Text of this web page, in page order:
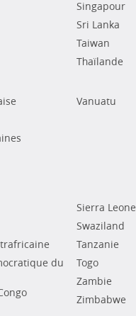
Singapour
Sri Lanka
Taiwan
Thaïlande
Vanuatu
du
Sierra Leone
Swaziland
Tanzanie
Togo
Zambie
Zimbabwe